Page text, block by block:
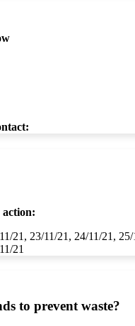
action:
21, 23/11/21, 24/11/21, 25/
21
to prevent waste?